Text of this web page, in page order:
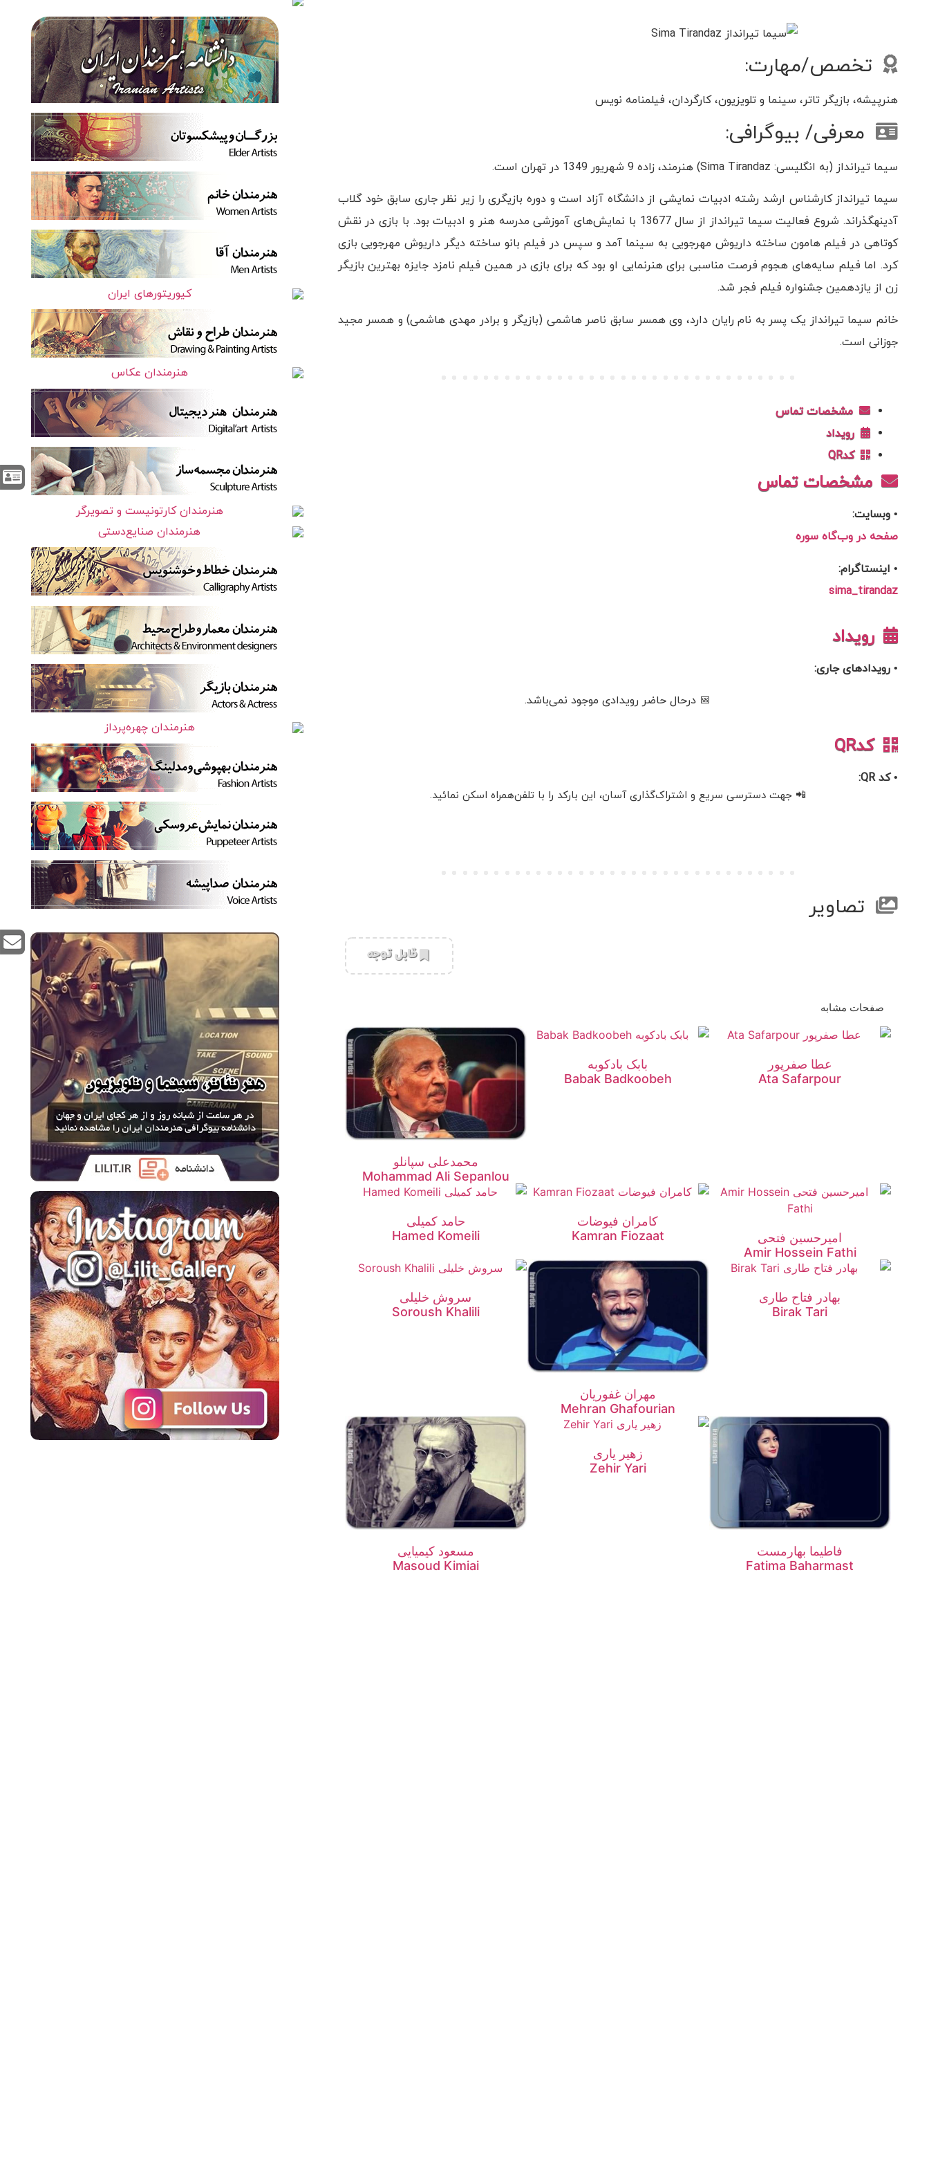
تخصص/مهارت:
هنرپیشه، بازیگر تاتر، سینما و تلویزیون، کارگردان، فیلمنامه نویس
معرفی/ بیوگرافی:
سیما تیرانداز (به انگلیسی: Sima Tirandaz) هنرمند، زاده 9 شهریور 1349 در تهران است.
سیما تیرانداز کارشناس ارشد رشته ادبیات نمایشی از دانشگاه آزاد است و دوره بازیگری را زیر نظر جاری سابق خود گلاب
آدینهگذراند. شروع فعالیت سیما تیرانداز از سال 13677 با نمایش‌های آموزشی مدرسه هنر و ادبیات بود. با بازی در نقش
کوتاهی در فیلم هامون ساخته داریوش مهرجویی به سینما آمد و سپس در فیلم بانو ساخته دیگر داریوش مهرجویی بازی
کرد. اما فیلم سایه‌های هجوم فرصت مناسبی برای هنرنمایی او بود که برای بازی در همین فیلم نامزد جایزه بهترین بازیگر
زن از یازدهمین جشنواره فیلم فجر شد.
خانم سیما تیرانداز یک پسر به نام رایان دارد، وی همسر سابق ناصر هاشمی (بازیگر و برادر مهدی هاشمی) و همسر مجید
جوزانی است.
مشخصات تماس
رویداد
کدQR
مشخصات تماس
• وبسایت:
صفحه در وب‌گاه سوره
• اینستاگرام:
sima_tirandaz
رویداد
• رویدادهای جاری:
📅 درحال حاضر رویدادی موجود نمی‌باشد.
کدQR
• کد QR:
📲 جهت دسترسی سریع و اشتراک‌گذاری آسان، این بارکد را با تلفن‌همراه اسکن نمائید.
تصاویر
‌قابل توجه
صفحات مشابه
عطا صفرپور
Ata Safarpour
بابک بادکوبه
Babak Badkoobeh
محمدعلی سپانلو
Mohammad Ali Sepanlou
امیرحسین فتحی
Amir Hossein Fathi
کامران فیوضات
Kamran Fiozaat
حامد کمیلی
Hamed Komeili
بهادر فتاح طاری
Birak Tari
مهران غفوریان
Mehran Ghafourian
سروش خلیلی
Soroush Khalili
فاطیما بهارمست
Fatima Baharmast
زهیر یاری
Zehir Yari
مسعود کیمیایی
Masoud Kimiai